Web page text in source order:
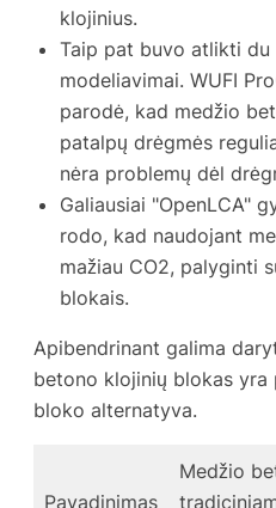
klojinius.
Taip pat buvo atlikti du
modeliavimai. WUFI
parodė, kad medžio
patalpų drėgmės
nėra problemų dėl
Galiausiai "OpenLCA"
rodo, kad naudojant
mažiau CO2, palyginti
blokais.
Apibendrinant galima
betono klojinių blokas
bloko alternatyva.
Pavadinimas
Medžio